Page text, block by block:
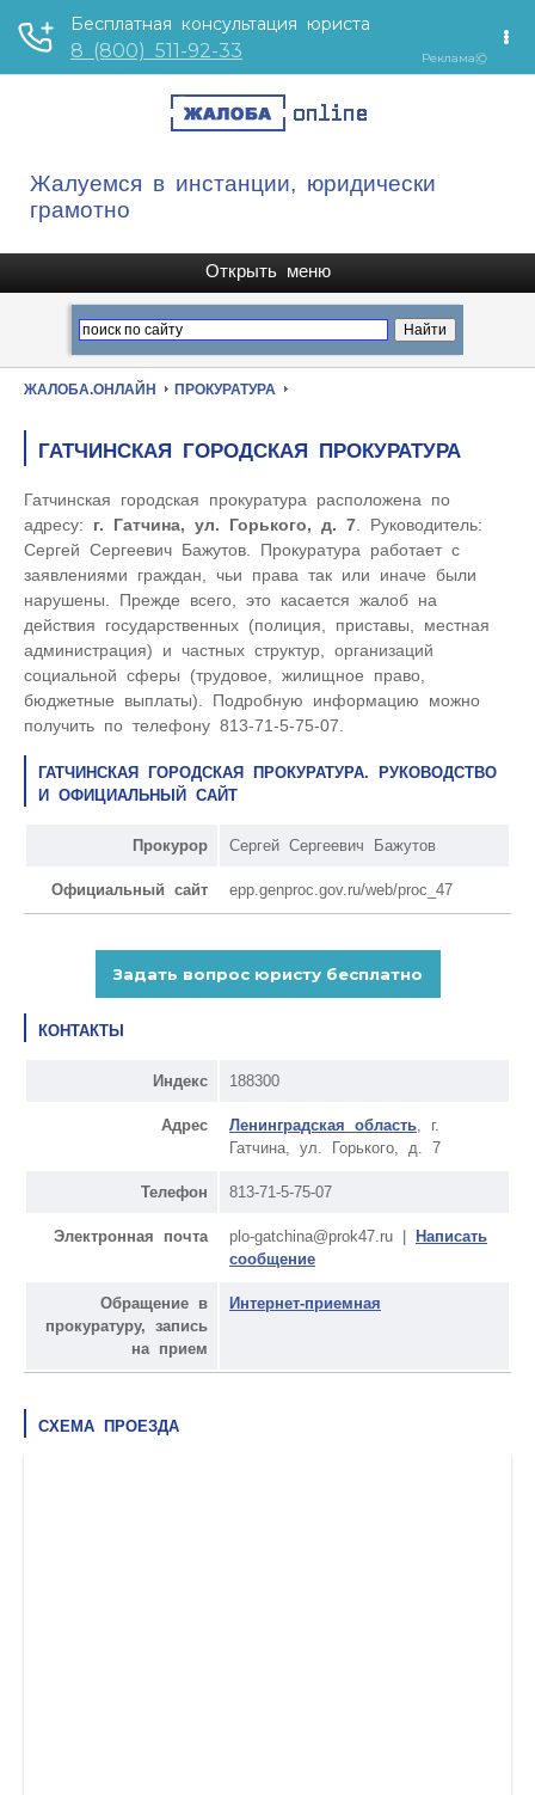
Жалуемся в инстанции, юридически
грамотно
ЖАЛОБА.ОНЛАЙН ПРОКУРАТУРА
ГАТЧИНСКАЯ ГОРОДСКАЯ ПРОКУРАТУРА
Гатчинская городская прокуратура расположена по
адресу: г. Гатчина, ул. Горького, д. 7 . Руководитель:
Сергей Сергеевич Бажутов. Прокуратура работает с
заявлениями граждан, чьи права так или иначе были
нарушены. Прежде всего, это касается жалоб на
действия государственных (полиция, приставы, местная
администрация) и частных структур, организаций
социальной сферы (трудовое, жилищное право,
бюджетные выплаты). Подробную информацию можно
получить по телефону 813-71-5-75-07.
ГАТЧИНСКАЯ ГОРОДСКАЯ ПРОКУРАТУРА. РУКОВОДСТВО
И ОФИЦИАЛЬНЫЙ САЙТ
Прокурор Сергей Сергеевич Бажутов
Официальный сайт epp.genproc.gov.ru/web/proc_47
КОНТАКТЫ
Индекс 188300
Адрес Ленинградская область , г.
Гатчина, ул. Горького, д. 7
Телефон 813-71-5-75-07
Электронная почта plo-gatchina@prok47.ru |
Написать
сообщение
Обращение в
прокуратуру, запись
на прием
Интернет-приемная
СХЕМА ПРОЕЗДА